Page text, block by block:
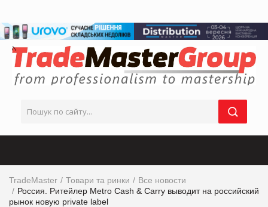
TradeMaster Товари та ринки
Все новости
Россия. Ритейлер Metro Cash & Carry выводит на российский
рынок новую private label